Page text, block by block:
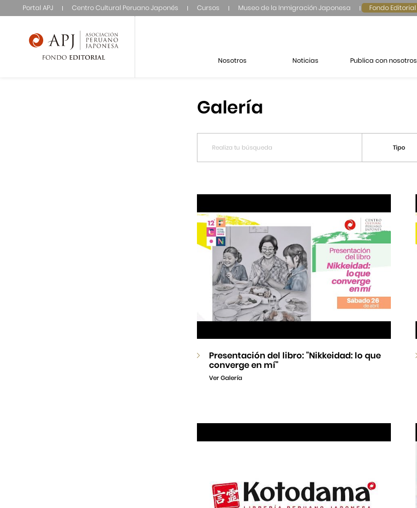
Portal APJ Centro Cultural Peruano Japonés Cursos Museo de la Inmigración Japonesa Fondo Editorial
Nosotros Noticias Publica con nosotros
Galería
Tipo
Presentación del libro: "Nikkeidad: lo que
converge en mí"
Ver Galería